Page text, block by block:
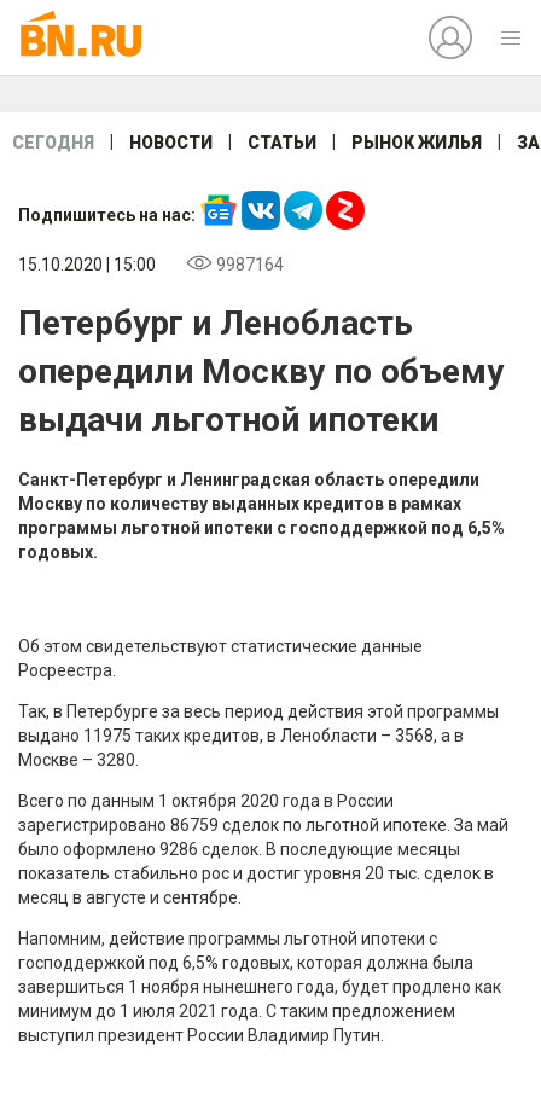
СЕГОДНЯ НОВОСТИ СТАТЬИ РЫНОК ЖИЛЬЯ
Подпишитесь на нас:
15.10.2020 | 15:00 9987164
Петербург и Ленобласть
опередили Москву по объему
выдачи льготной ипотеки
Санкт-Петербург и Ленинградская область опередили
Москву по количеству выданных кредитов в рамках
программы льготной ипотеки с господдержкой под 6,5%
годовых.
Об этом свидетельствуют статистические данные
Росреестра.
Так, в Петербурге за весь период действия этой программы
выдано 11975 таких кредитов, в Ленобласти – 3568, а в
Москве – 3280.
Всего по данным 1 октября 2020 года в России
зарегистрировано 86759 сделок по льготной ипотеке. За май
было оформлено 9286 сделок. В последующие месяцы
показатель стабильно рос и достиг уровня 20 тыс. сделок в
месяц в августе и сентябре.
Напомним, действие программы льготной ипотеки с
господдержкой под 6,5% годовых, которая должна была
завершиться 1 ноября нынешнего года, будет продлено как
минимум до 1 июля 2021 года. С таким предложением
выступил президент России Владимир Путин.